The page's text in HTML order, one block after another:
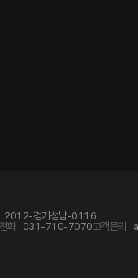
2012-경기성남-0116
화 031-710-7070고객문의